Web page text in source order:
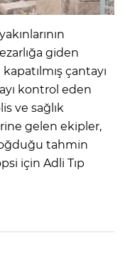
giden
çantayı
kontrol eden
ve sağlık
gelen ekipler,
tahmin
için Adli Tıp